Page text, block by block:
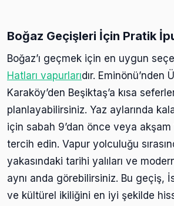
Boğaz Geçişleri İçin Pratik
Boğaz’ı geçmek için en uygun
Hatları vapurlarıdır. Eminönü’nden
Karaköy’den Beşiktaş’a kısa
planlayabilirsiniz. Yaz aylarında
için sabah 9’dan önce veya akşam
tercih edin. Vapur yolculuğu
yakasındaki tarihi yalıları ve
aynı anda görebilirsiniz. Bu geçiş,
ve kültürel ikiliğini en iyi şekilde